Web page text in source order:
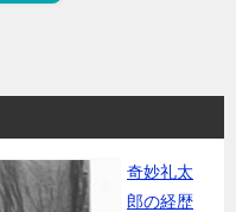
奇妙礼太
郎の経歴